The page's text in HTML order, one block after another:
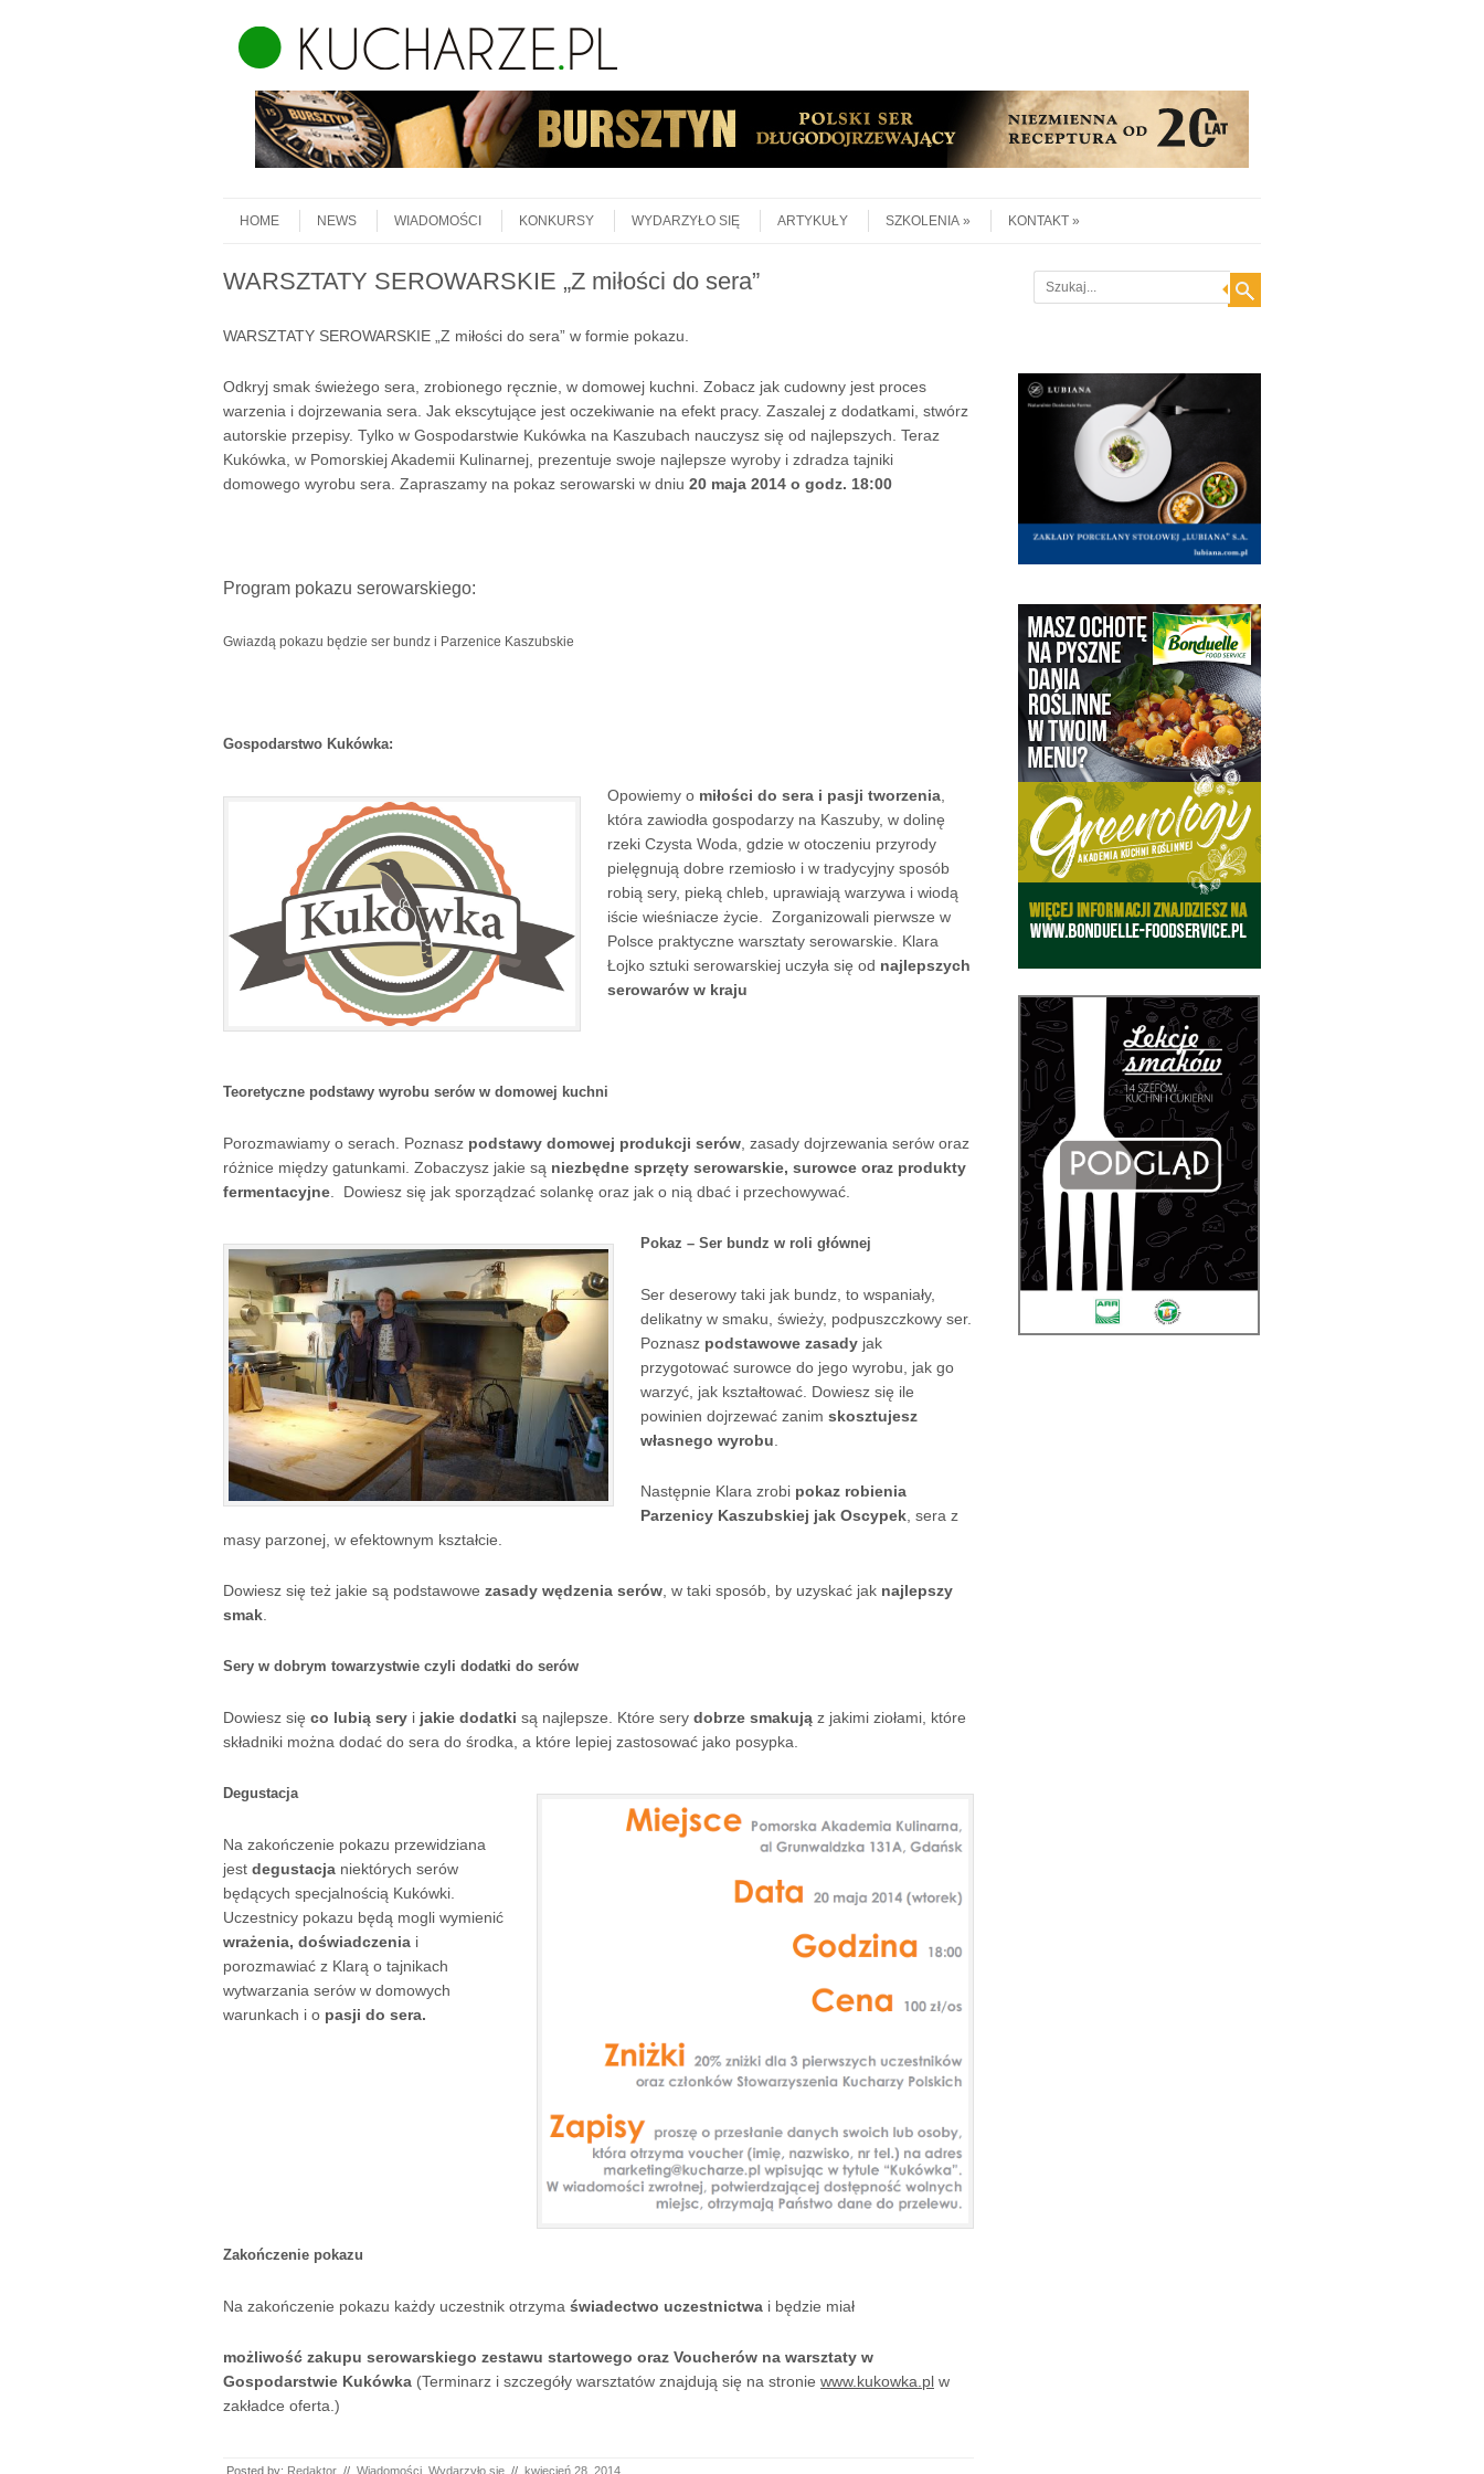
Menu
HOME
NEWS WIADOMOŚCI KONKURSY WYDARZYŁO SIĘ ARTYKUŁY SZKOLENIA KONTAKT
WARSZTATY SEROWARSKIE „Z miłości do sera”
WARSZTATY SEROWARSKIE „Z miłości do sera” w formie pokazu.
Odkryj smak świeżego sera, zrobionego ręcznie, w domowej kuchni. Zobacz jak cudowny jest proces
warzenia i dojrzewania sera. Jak ekscytujące jest oczekiwanie na efekt pracy. Zaszalej z dodatkami, stwórz
autorskie przepisy. Tylko w Gospodarstwie Kukówka na Kaszubach nauczysz się od najlepszych. Teraz
Kukówka, w Pomorskiej Akademii Kulinarnej, prezentuje swoje najlepsze wyroby i zdradza tajniki
domowego wyrobu sera. Zapraszamy na pokaz serowarski w dniu 20 maja 2014 o godz. 18:00
Program pokazu serowarskiego:
Gwiazdą pokazu będzie ser bundz i Parzenice Kaszubskie
Gospodarstwo Kukówka:
Opowiemy o miłości do sera i pasji tworzenia
która zawiodła gospodarzy na Kaszuby, w dolinę
rzeki Czysta Woda, gdzie w otoczeniu przyrody
pielęgnują dobre rzemiosło i w tradycyjny sposób
robią sery, pieką chleb, uprawiają warzywa i wiodą
iście wieśniacze życie. Zorganizowali pierwsze w
Polsce praktyczne warsztaty serowarskie. Klara
Łojko sztuki serowarskiej uczyła się od najlepszych
serowarów w kraju
Teoretyczne podstawy wyrobu serów w domowej kuchni
Porozmawiamy o serach. Poznasz podstawy domowej produkcji serów , zasady dojrzewania serów oraz
różnice między gatunkami. Zobaczysz jakie są niezbędne sprzęty serowarskie, surowce oraz produkty
fermentacyjne . Dowiesz się jak sporządzać solankę oraz jak o nią dbać i przechowywać.
Pokaz – Ser bundz w roli głównej
Ser deserowy taki jak bundz, to wspaniały,
delikatny w smaku, świeży, podpuszczkowy ser.
Poznasz podstawowe zasady jak
przygotować surowce do jego wyrobu, jak go
warzyć, jak kształtować. Dowiesz się ile
powinien dojrzewać zanim skosztujesz
własnego wyrobu
Następnie Klara zrobi pokaz robienia
Parzenicy Kaszubskiej jak Oscypek , sera z
masy parzonej, w efektownym kształcie.
Dowiesz się też jakie są podstawowe zasady wędzenia serów , w taki sposób, by uzyskać jak najlepszy
smak
Sery w dobrym towarzystwie czyli dodatki do serów
Dowiesz się co lubią sery i jakie dodatki są najlepsze. Które sery dobrze smakują z jakimi ziołami, które
składniki można dodać do sera do środka, a które lepiej zastosować jako posypka.
Degustacja
Na zakończenie pokazu przewidziana
jest degustacja niektórych serów
będących specjalnością Kukówki.
Uczestnicy pokazu będą mogli wymienić
wrażenia, doświadczenia i
porozmawiać z Klarą o tajnikach
wytwarzania serów w domowych
warunkach i o pasji do sera.
Zakończenie pokazu
Na zakończenie pokazu każdy uczestnik otrzyma świadectwo uczestnictwa i będzie miał
możliwość zakupu serowarskiego zestawu startowego oraz Voucherów na warsztaty w
Gospodarstwie Kukówka (Terminarz i szczegóły warsztatów znajdują się na stronie www.kukowka.pl w
zakładce oferta.)
Posted by: Redaktor // Wiadomości Wydarzyło się // kwiecień 28, 2014
Search